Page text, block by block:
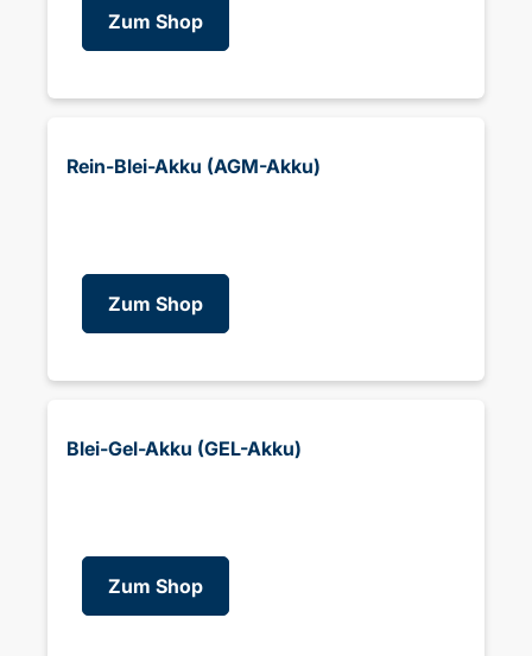
Zum Shop
Rein-Blei-Akku (AGM-Akku)
Zum Shop
Blei-Gel-Akku (GEL-Akku)
Zum Shop